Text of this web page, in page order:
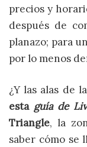
precios y
después de
planazo; para
por lo menos
¿Y las alas de
esta guía de
Triangle, la
saber cómo se